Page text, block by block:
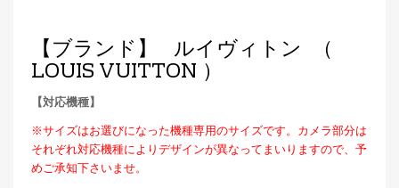
【ブランド】 ルイヴィトン （
LOUIS VUITTON ）
【対応機種】
※サイズはお選びになった機種専用のサイズです。カメラ部分は
それぞれ対応機種によりデザインが異なってまいりますので、予
めご承知下さいませ。